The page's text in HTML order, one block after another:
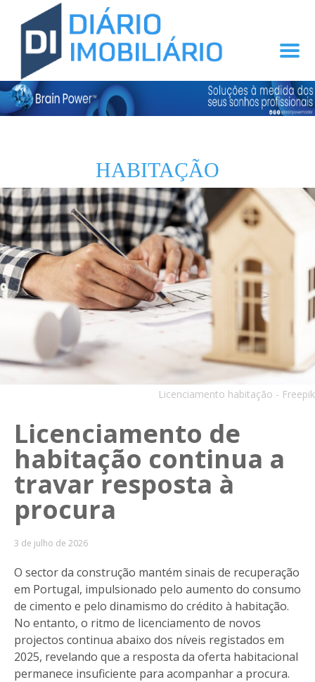
HABITAÇÃO
Licenciamento habitação - Freepik
Licenciamento de
habitação continua a
travar resposta à
procura
3 de julho de 2026
O sector da construção mantém sinais de recuperação
em Portugal, impulsionado pelo aumento do consumo
de cimento e pelo dinamismo do crédito à habitação.
No entanto, o ritmo de licenciamento de novos
projectos continua abaixo dos níveis registados em
2025, revelando que a resposta da oferta habitacional
permanece insuficiente para acompanhar a procura.